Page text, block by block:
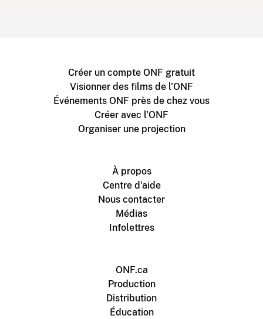
Créer un compte ONF gratuit
Visionner des films de l'ONF
Événements ONF près de chez vous
Créer avec l'ONF
Organiser une projection
À propos
Centre d'aide
Nous contacter
Médias
Infolettres
ONF.ca
Production
Distribution
Éducation